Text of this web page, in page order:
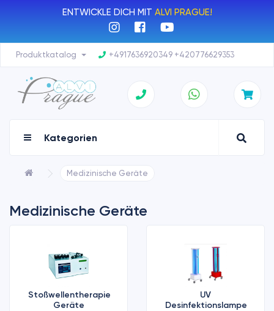
ENTWICKLE DICH MIT ALVI PRAGUE!
Produktkatalog +4917636920349 +420776629353
Kategorien
Medizinische Geräte
Medizinische Geräte
Stoßwellentherapie
Geräte
UV
Desinfektionslampe